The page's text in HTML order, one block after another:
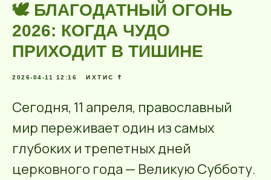
🕊️ БЛАГОДАТНЫЙ ОГОНЬ
2026: КОГДА ЧУДО
ПРИХОДИТ В ТИШИНЕ
2026-04-11 12:16 ИХТИС ☦️
Сегодня, 11 апреля, православный
мир переживает один из самых
глубоких и трепетных дней
церковного года — Великую Субботу.